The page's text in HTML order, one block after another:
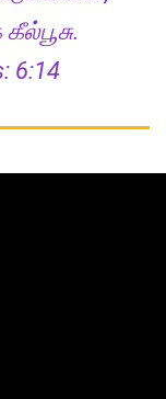
6:14